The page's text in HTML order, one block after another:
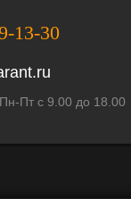
13-30
Пт с 9.00 до 18.00